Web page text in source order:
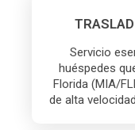
Servicio
huéspedes
Florida (MIA/
de alta